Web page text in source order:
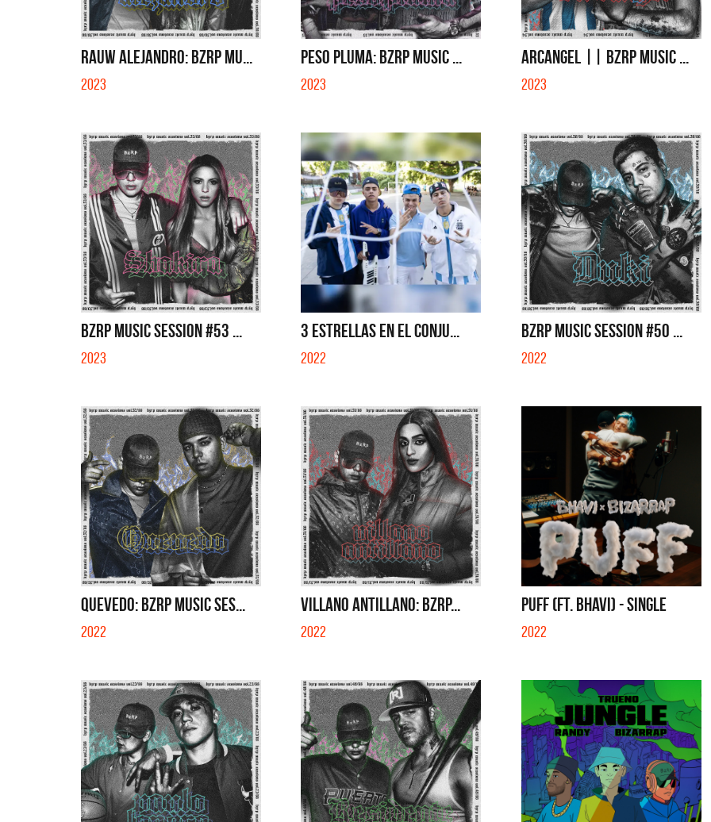
RAUW ALEJANDRO: BZRP MU...
2023
PESO PLUMA: BZRP MUSIC ...
2023
ARCANGEL || BZRP MUSIC ...
2023
BZRP MUSIC SESSION #53 ...
2023
3 ESTRELLAS EN EL CONJU...
2022
BZRP MUSIC SESSION #50 ...
2022
QUEVEDO: BZRP MUSIC SES...
2022
VILLANO ANTILLANO: BZRP...
2022
PUFF (FT. BHAVI) - SINGLE
2022